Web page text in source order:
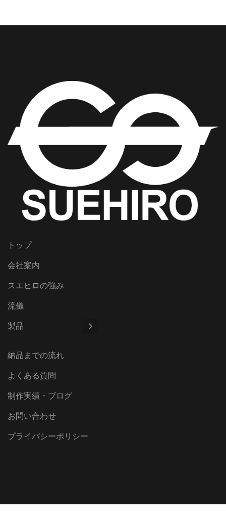
トップ
会社案内
スエヒロの強み
流儀
製品
納品までの流れ
よくある質問
制作実績・ブログ
お問い合わせ
プライバシーポリシー